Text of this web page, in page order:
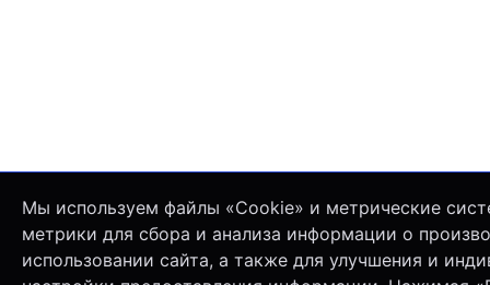
Мы используем файлы «Cookie» и метрические
метрики для сбора и анализа информации о
использовании сайта, а также для улучшения и